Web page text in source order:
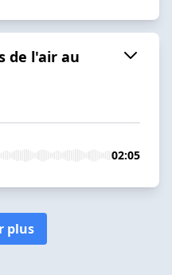
de l'air au
02:05
plus